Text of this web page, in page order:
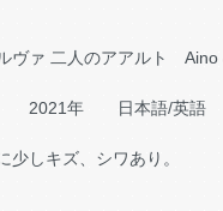
ヴァ 二人のアアルト Aino
2021年 日本語/英
少しキズ、シワあり。